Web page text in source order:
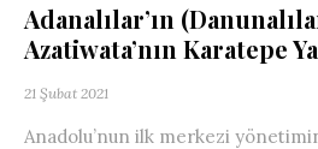
Adanalılar’ın
Azatiwata’nın Karatepe
21 Şubat 2021
Anadolu’nun ilk merkezi